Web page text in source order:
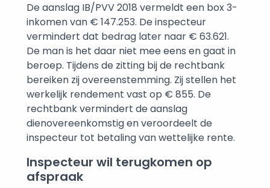
De aanslag IB/PVV 2018 vermeldt een box 3-
inkomen van € 147.253. De inspecteur
vermindert dat bedrag later naar € 63.621.
De man is het daar niet mee eens en gaat in
beroep. Tijdens de zitting bij de rechtbank
bereiken zij overeenstemming. Zij stellen het
werkelijk rendement vast op € 855. De
rechtbank vermindert de aanslag
dienovereenkomstig en veroordeelt de
inspecteur tot betaling van wettelijke rente.
Inspecteur wil terugkomen op
afspraak